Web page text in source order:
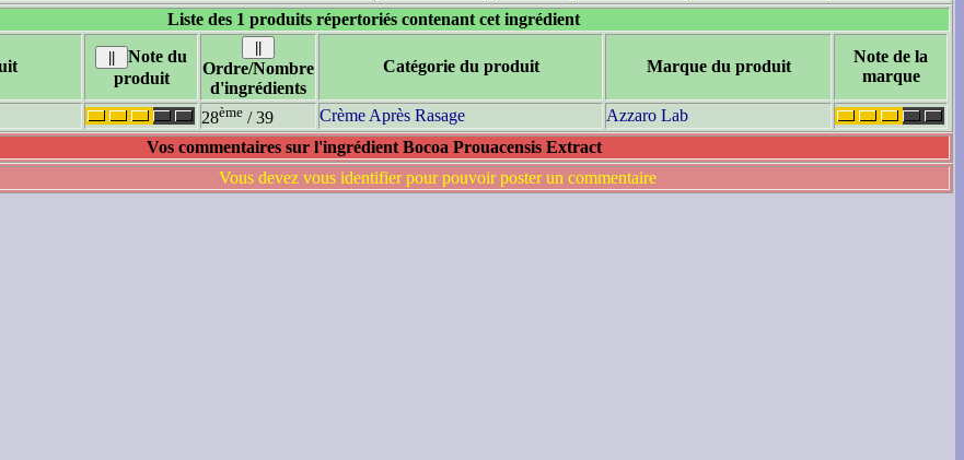
Liste des 1 produits répertoriés contenant cet ingrédient
Note du
produit
Ordre/Nombre
d'ingrédients
Catégorie du produit Marque du produit
Note de la
marque
28ème / 39 Crème Après Rasage
Azzaro Lab
Vos commentaires sur l'ingrédient Bocoa Prouacensis Extract
Vous devez vous identifier pour pouvoir poster un commentaire